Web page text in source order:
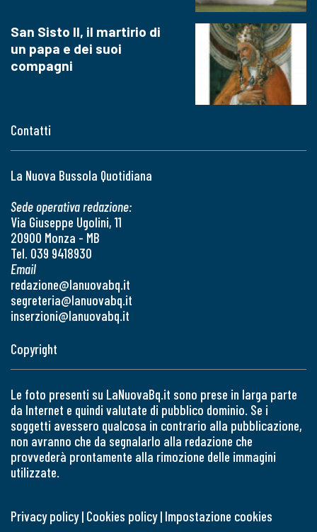
Contatti
La Nuova Bussola Quotidiana
Sede operativa redazione:
Via Giuseppe Ugolini, 11
20900 Monza - MB
Tel. 039 9418930
Email
redazione@lanuovabq.it
segreteria@lanuovabq.it
inserzioni@lanuovabq.it
San Sisto II, il martirio di
un papa e dei suoi
compagni
Copyright
Le foto presenti su LaNuovaBq.it sono prese in larga parte
da Internet e quindi valutate di pubblico dominio. Se i
soggetti avessero qualcosa in contrario alla pubblicazione,
non avranno che da segnalarlo alla redazione che
provvederà prontamente alla rimozione delle immagini
utilizzate.
Privacy policy| Cookies policy| Impostazione cookies